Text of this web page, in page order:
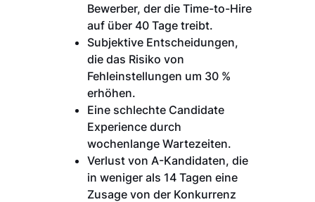
Bewerber, der die Time-to-Hire
auf über 40 Tage treibt.
Subjektive Entscheidungen,
die das Risiko von
Fehleinstellungen um 30 %
erhöhen.
Eine schlechte Candidate
Experience durch
wochenlange Wartezeiten.
Verlust von A-Kandidaten, die
in weniger als 14 Tagen eine
Zusage von der Konkurrenz